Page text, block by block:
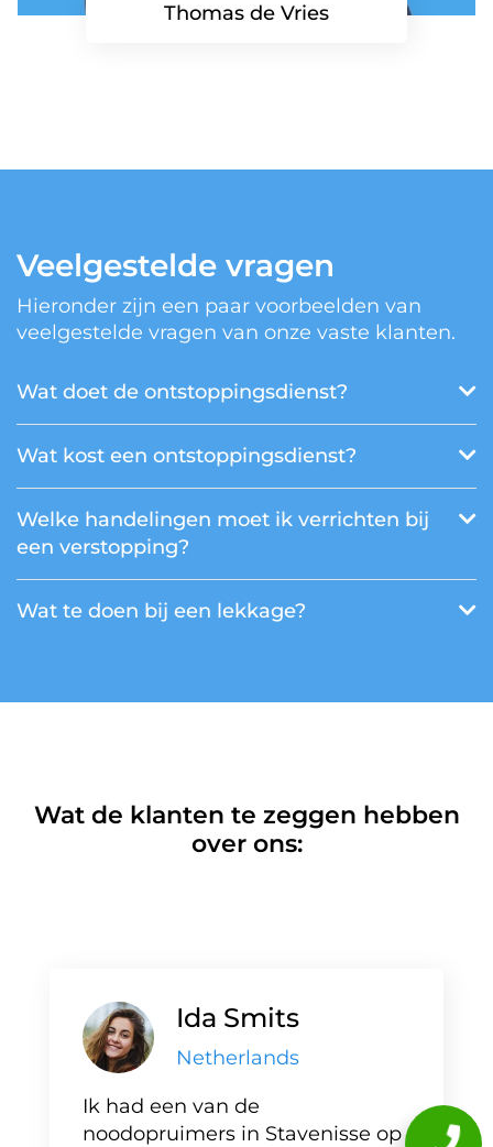
Thomas de Vries
Veelgestelde vragen
Hieronder zijn een paar voorbeelden van
veelgestelde vragen van onze vaste klanten.
Wat doet de ontstoppingsdienst?
Wat kost een ontstoppingsdienst?
Welke handelingen moet ik verrichten bij
een verstopping?
Wat te doen bij een lekkage?
Wat de klanten te zeggen hebben
over ons:
Ida Smits
Netherlands
Ik had een van de
noodopruimers in Stavenisse op